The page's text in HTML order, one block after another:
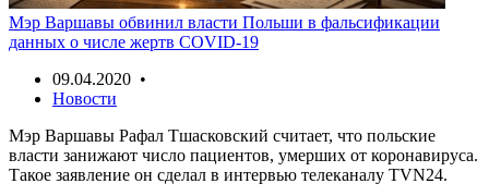
Мэр Варшавы обвинил власти Польши в фальсификации
данных о числе жертв COVID-19
09.04.2020 •
Новости
Мэр Варшавы Рафал Тшасковский считает, что польские
власти занижают число пациентов, умерших от коронавируса.
Такое заявление он сделал в интервью телеканалу TVN24.